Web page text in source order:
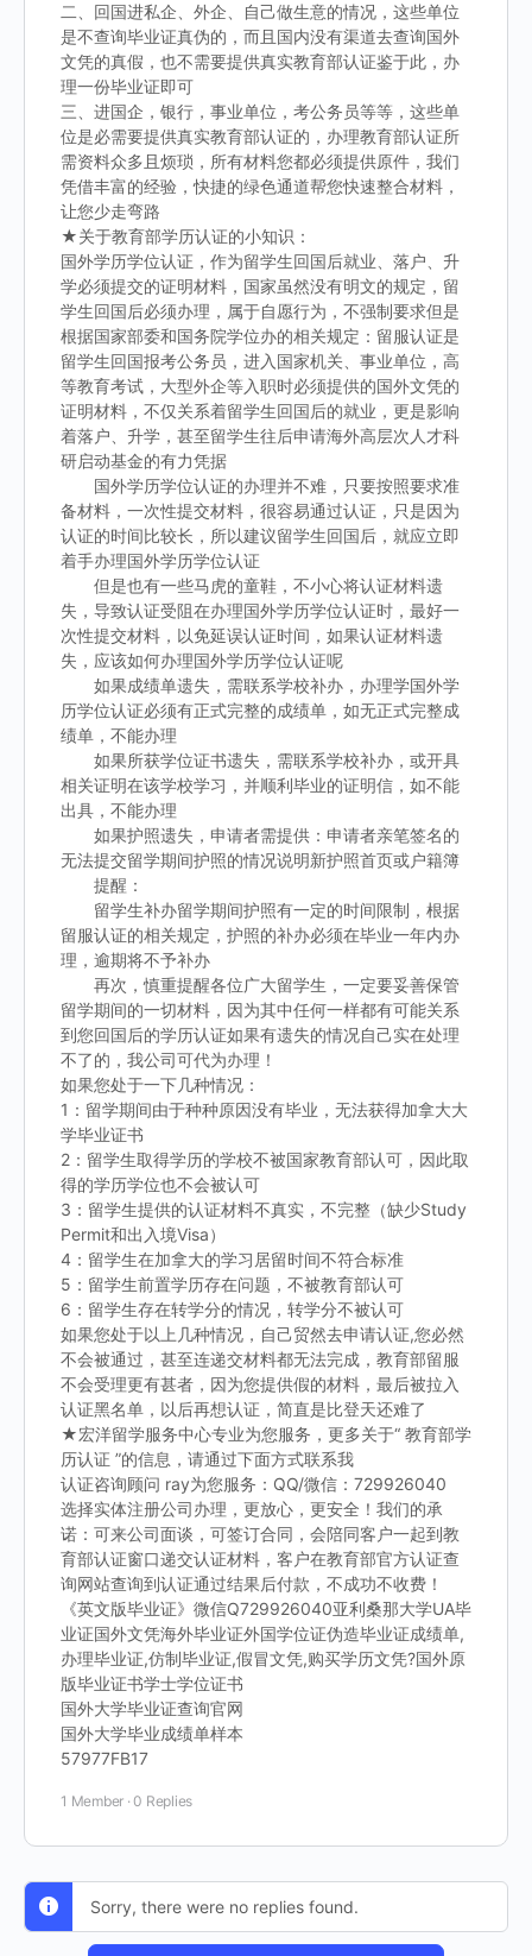
二、回国进私企、外企、自己做生意的情况，这些单位
是不查询毕业证真伪的，而且国内没有渠道去查询国外
文凭的真假，也不需要提供真实教育部认证鉴于此，办
理一份毕业证即可
三、进国企，银行，事业单位，考公务员等等，这些单
位是必需要提供真实教育部认证的，办理教育部认证所
需资料众多且烦琐，所有材料您都必须提供原件，我们
凭借丰富的经验，快捷的绿色通道帮您快速整合材料，
让您少走弯路
★关于教育部学历认证的小知识：
国外学历学位认证，作为留学生回国后就业、落户、升
学必须提交的证明材料，国家虽然没有明文的规定，留
学生回国后必须办理，属于自愿行为，不强制要求但是
根据国家部委和国务院学位办的相关规定：留服认证是
留学生回国报考公务员，进入国家机关、事业单位，高
等教育考试，大型外企等入职时必须提供的国外文凭的
证明材料，不仅关系着留学生回国后的就业，更是影响
着落户、升学，甚至留学生往后申请海外高层次人才科
研启动基金的有力凭据
国外学历学位认证的办理并不难，只要按照要求准
备材料，一次性提交材料，很容易通过认证，只是因为
认证的时间比较长，所以建议留学生回国后，就应立即
着手办理国外学历学位认证
但是也有一些马虎的童鞋，不小心将认证材料遗
失，导致认证受阻在办理国外学历学位认证时，最好一
次性提交材料，以免延误认证时间，如果认证材料遗
失，应该如何办理国外学历学位认证呢
如果成绩单遗失，需联系学校补办，办理学国外学
历学位认证必须有正式完整的成绩单，如无正式完整成
绩单，不能办理
如果所获学位证书遗失，需联系学校补办，或开具
相关证明在该学校学习，并顺利毕业的证明信，如不能
出具，不能办理
如果护照遗失，申请者需提供：申请者亲笔签名的
无法提交留学期间护照的情况说明新护照首页或户籍簿
提醒：
留学生补办留学期间护照有一定的时间限制，根据
留服认证的相关规定，护照的补办必须在毕业一年内办
理，逾期将不予补办
再次，慎重提醒各位广大留学生，一定要妥善保管
留学期间的一切材料，因为其中任何一样都有可能关系
到您回国后的学历认证如果有遗失的情况自己实在处理
不了的，我公司可代为办理！
如果您处于一下几种情况：
1：留学期间由于种种原因没有毕业，无法获得加拿大大
学毕业证书
2：留学生取得学历的学校不被国家教育部认可，因此取
得的学历学位也不会被认可
3：留学生提供的认证材料不真实，不完整（缺少Study
Permit和出入境Visa）
4：留学生在加拿大的学习居留时间不符合标准
5：留学生前置学历存在问题，不被教育部认可
6：留学生存在转学分的情况，转学分不被认可
如果您处于以上几种情况，自己贸然去申请认证,您必然
不会被通过，甚至连递交材料都无法完成，教育部留服
不会受理更有甚者，因为您提供假的材料，最后被拉入
认证黑名单，以后再想认证，简直是比登天还难了
★宏洋留学服务中心专业为您服务，更多关于“ 教育部学
历认证 ”的信息，请通过下面方式联系我
认证咨询顾问 ray为您服务：QQ/微信：729926040
选择实体注册公司办理，更放心，更安全！我们的承
诺：可来公司面谈，可签订合同，会陪同客户一起到教
育部认证窗口递交认证材料，客户在教育部官方认证查
询网站查询到认证通过结果后付款，不成功不收费！
《英文版毕业证》微信Q729926040亚利桑那大学UA毕
业证国外文凭海外毕业证外国学位证伪造毕业证成绩单,
办理毕业证,仿制毕业证,假冒文凭,购买学历文凭?国外原
版毕业证书学士学位证书
国外大学毕业证查询官网
国外大学毕业成绩单样本
57977FB17
1 Member ·0 Replies
Sorry, there were no replies found.